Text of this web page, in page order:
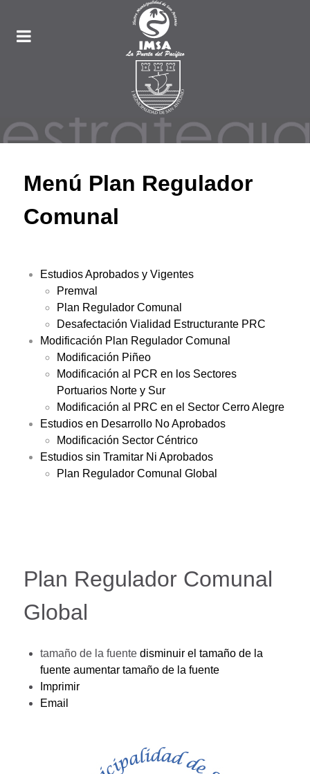
Menú Plan Regulador
Comunal
Estudios Aprobados y Vigentes
Premval
Plan Regulador Comunal
Desafectación Vialidad Estructurante PRC
Modificación Plan Regulador Comunal
Modificación Piñeo
Modificación al PCR en los Sectores
Portuarios Norte y Sur
Modificación al PRC en el Sector Cerro Alegre
Estudios en Desarrollo No Aprobados
Modificación Sector Céntrico
Estudios sin Tramitar Ni Aprobados
Plan Regulador Comunal Global
Plan Regulador Comunal
Global
tamaño de la fuente disminuir el tamaño de la
fuente aumentar tamaño de la fuente
Imprimir
Email